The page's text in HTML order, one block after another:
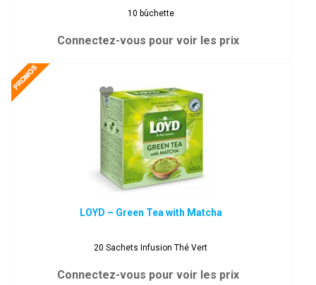
10 bûchette
Connectez-vous pour voir les prix
LOYD – Green Tea with Matcha
20 Sachets Infusion Thé Vert
Connectez-vous pour voir les prix